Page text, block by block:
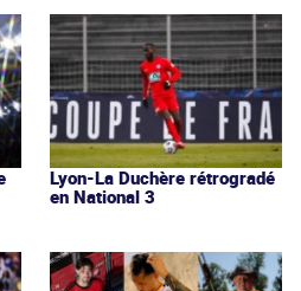
Lyon-La Duchère rétrogradé
en National 3